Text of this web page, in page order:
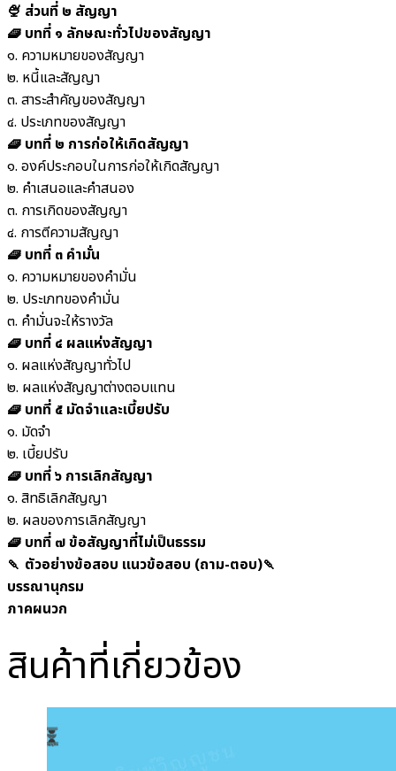
🍨 ส่วนที่ ๒ สัญญา
🧇 บทที่ ๑ ลักษณะทั่วไปของสัญญา
๑. ความหมายของสัญญา
๒. หนี้และสัญญา
๓. สาระสำคัญของสัญญา
๔. ประเภทของสัญญา
🧇 บทที่ ๒ การก่อให้เกิดสัญญา
๑. องค์ประกอบในการก่อให้เกิดสัญญา
๒. คำเสนอและคำสนอง
๓. การเกิดของสัญญา
๔. การตีความสัญญา
🧇 บทที่ ๓ คำมั่น
๑. ความหมายของคำมั่น
๒. ประเภทของคำมั่น
๓. คำมั่นจะให้รางวัล
🧇 บทที่ ๔ ผลแห่งสัญญา
๑. ผลแห่งสัญญาทั่วไป
๒. ผลแห่งสัญญาต่างตอบแทน
🧇 บทที่ ๕ มัดจำและเบี้ยปรับ
๑. มัดจำ
๒. เบี้ยปรับ
🧇 บทที่ ๖ การเลิกสัญญา
๑. สิทธิเลิกสัญญา
๒. ผลของการเลิกสัญญา
🧇 บทที่ ๗ ข้อสัญญาที่ไม่เป็นธรรม
🍡 ตัวอย่างข้อสอบ แนวข้อสอบ (ถาม-ตอบ)🍡
บรรณานุกรม
ภาคผนวก
สินค้าที่เกี่ยวข้อง